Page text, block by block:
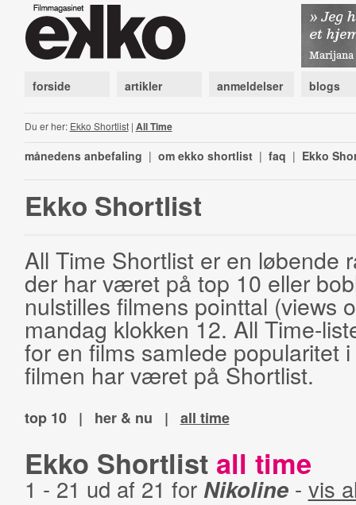
forside artikler anmeldelser blogs
Du er her: Ekko Shortlist| All Time
månedens anbefaling | om ekko shortlist | faq | Ekko
Ekko Shortlist
All Time Shortlist er en løbende
der har været på top 10 eller
nulstilles filmens pointtal (views
mandag klokken 12. All Time-
for en films samlede popularitet
filmen har været på Shortlist.
top 10 | her & nu | all time
Ekko Shortlist all time
1 - 21 ud af 21 for Nikoline- vis